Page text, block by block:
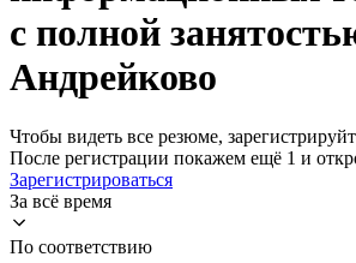
с полной
Андрейково
Чтобы видеть все резюме,
После регистрации покажем ещё 1 и
Зарегистрироваться
За всё время
По соответствию